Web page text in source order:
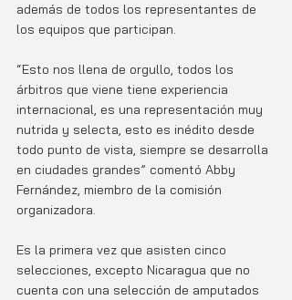
además de todos los representantes de
los equipos que participan.
“Esto nos llena de orgullo, todos los
árbitros que viene tiene experiencia
internacional, es una representación muy
nutrida y selecta, esto es inédito desde
todo punto de vista, siempre se desarrolla
en ciudades grandes” comentó Abby
Fernández, miembro de la comisión
organizadora.
Es la primera vez que asisten cinco
selecciones, excepto Nicaragua que no
cuenta con una selección de amputados